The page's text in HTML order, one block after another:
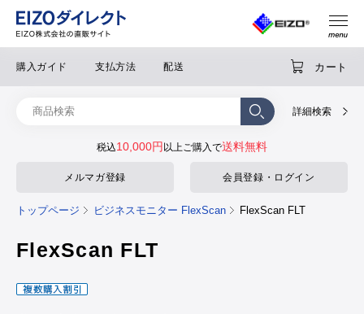
購入ガイド 支払方法 配送 カート
詳細検索
税込10,000円 以上ご購入で送料無料
メルマガ登録 会員登録・ログイン
トップページ ビジネスモニター FlexScan FlexScan FLT
FlexScan FLT